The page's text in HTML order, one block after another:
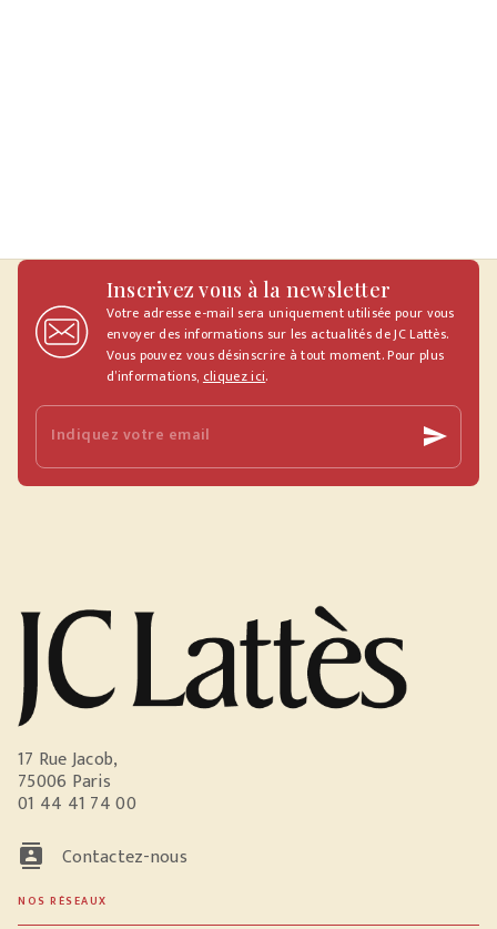
Inscrivez vous à la newsletter
Votre adresse e-mail sera uniquement utilisée pour vous
envoyer des informations sur les actualités de JC Lattès.
Vous pouvez vous désinscrire à tout moment. Pour plus
d’informations, cliquez ici.
Indiquez votre email send
17 Rue Jacob,
75006 Paris
01 44 41 74 00
contacts Contactez-nous
NOS RÉSEAUX